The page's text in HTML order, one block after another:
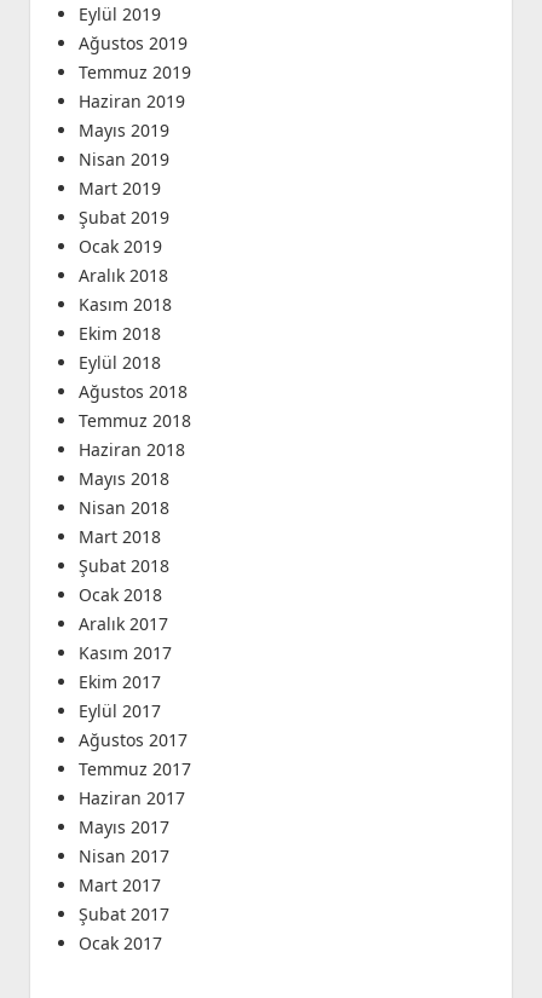
Eylül 2019
Ağustos 2019
Temmuz 2019
Haziran 2019
Mayıs 2019
Nisan 2019
Mart 2019
Şubat 2019
Ocak 2019
Aralık 2018
Kasım 2018
Ekim 2018
Eylül 2018
Ağustos 2018
Temmuz 2018
Haziran 2018
Mayıs 2018
Nisan 2018
Mart 2018
Şubat 2018
Ocak 2018
Aralık 2017
Kasım 2017
Ekim 2017
Eylül 2017
Ağustos 2017
Temmuz 2017
Haziran 2017
Mayıs 2017
Nisan 2017
Mart 2017
Şubat 2017
Ocak 2017